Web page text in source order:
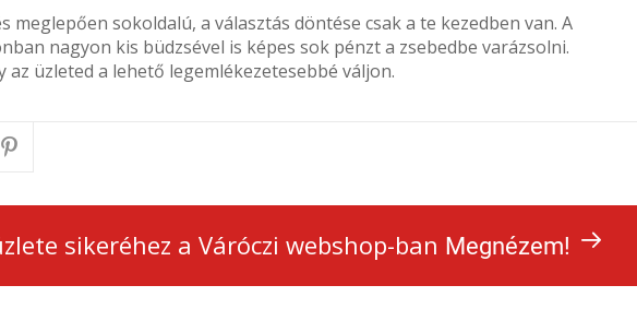
meglepően sokoldalú, a választás döntése csak a te kezedben van. A
nagyon kis büdzsével is képes sok pénzt a zsebedbe varázsolni.
az üzleted a lehető legemlékezetesebbé váljon.
sikeréhez a Váróczi webshop-ban Megnézem!